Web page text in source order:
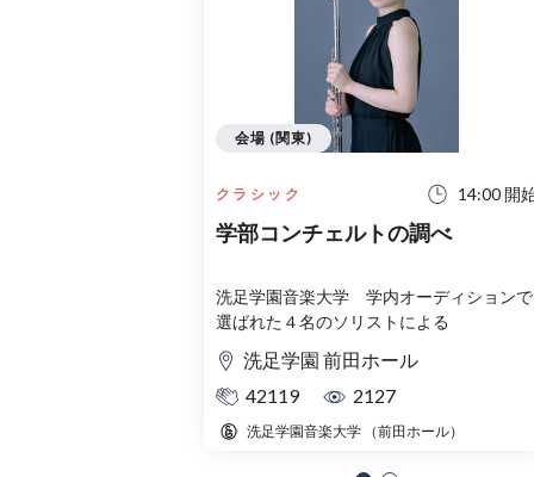
クラシック 14:00 開
学部コンチェルトの調べ
洗足学園音楽大学 学内オーディションで
選ばれた４名のソリストによる
洗足学園 前田ホール
42119
2127
洗足学園音楽大学 （前田ホール）
会場 (関東)